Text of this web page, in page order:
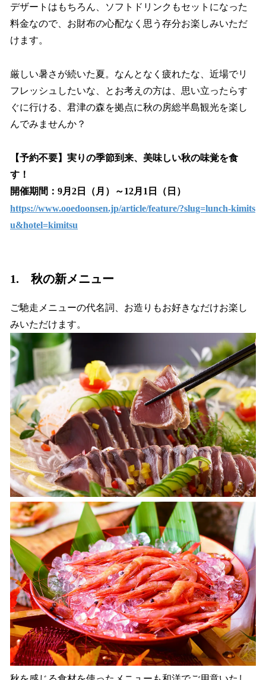
デザートはもちろん、ソフトドリンクもセットになった
料金なので、お財布の心配なく思う存分お楽しみいただ
けます。
厳しい暑さが続いた夏。なんとなく疲れたな、近場でリ
フレッシュしたいな、とお考えの方は、思い立ったらす
ぐに行ける、君津の森を拠点に秋の房総半島観光を楽し
んでみませんか？
【予約不要】実りの季節到来、美味しい秋の味覚を食
す！
開催期間：9月2日（月）～12月1日（日）
https://www.ooedoonsen.jp/article/feature/?slug=lunch-kimits
u&hotel=kimitsu
1. 秋の新メニュー
ご馳走メニューの代名詞、お造りもお好きなだけお楽し
みいただけます。